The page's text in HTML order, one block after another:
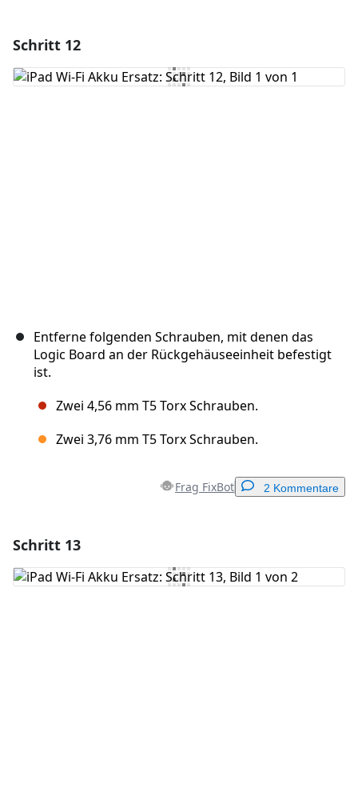
Kommentar hinzufügen
Schritt 12
Entferne folgenden Schrauben, mit denen das
Logic Board an der Rückgehäuseeinheit befestigt
ist.
Zwei 4,56 mm T5 Torx Schrauben.
Zwei 3,76 mm T5 Torx Schrauben.
Frag FixBot 2 Kommentare
Kommentar hinzufügen
Schritt 13